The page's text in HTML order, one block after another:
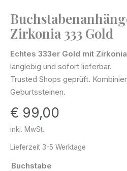
Zirkonia 333 Gold
Echtes 333er Gold mit
langlebig und sofort lieferbar.
Trusted Shops geprüft.
Geburtssteinen.
€ 99,00
inkl. MwSt.
Lieferzeit 3-5 Werktage
Buchstabe
Buchstabenanhänger
klein
mm
Zirkonia
Menge